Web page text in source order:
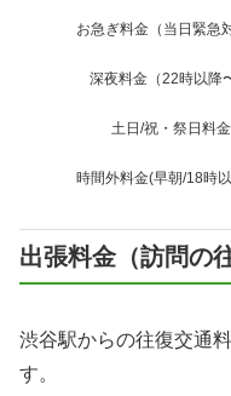
お急ぎ料金（当日緊急
深夜料金（22時以降
土日/祝・祭日料金
時間外料金(早朝/18時
出張料金（訪問の
渋谷駅からの往復交通
す。